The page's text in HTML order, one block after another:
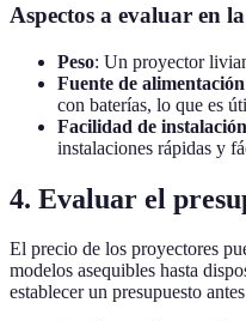
Aspectos a evaluar en
Peso: Un proyector
Fuente de alimentación
con baterías, lo que es
Facilidad de instalación
instalaciones rápidas y
4. Evaluar el
El precio de los proyectores
modelos asequibles hasta
establecer un presupuesto